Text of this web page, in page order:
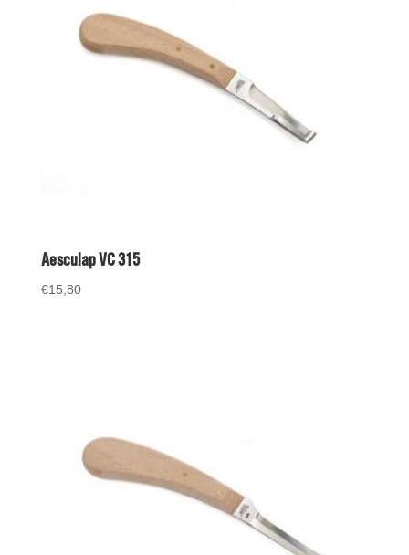
Aesculap VC 315
€15,80